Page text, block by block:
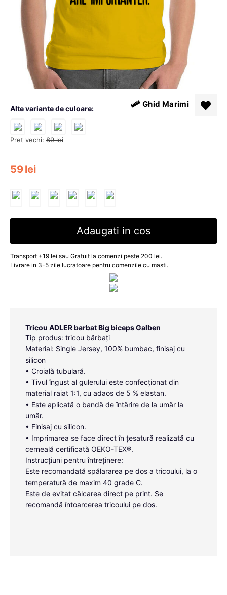
Pret vechi: 89 lei
59lei
Alte variante de culoare: Ghid Marimi
Adaugati in cos
Transport +19 lei sau Gratuit la comenzi peste 200 lei.
Livrare in 3-5 zile lucratoare pentru comenzile cu masti.
Tricou ADLER barbat Big biceps Galben
Tip produs: tricou bărbați
Material: Single Jersey, 100% bumbac, finisaj cu
silicon
• Croială tubulară.
• Tivul îngust al gulerului este confecționat din
material raiat 1:1, cu adaos de 5 % elastan.
• Este aplicată o bandă de întărire de la umăr la
umăr.
• Finisaj cu silicon.
• Imprimarea se face direct în țesatură realizată cu
cerneală certificată OEKO-TEX®.
Instrucțiuni pentru întreținere:
Este recomandată spălararea pe dos a tricoului, la o
temperatură de maxim 40 grade C.
Este de evitat călcarea direct pe print. Se
recomandă întoarcerea tricoului pe dos.